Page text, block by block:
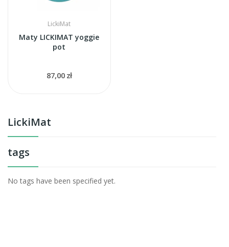
LickiMat
tags
No tags have been specified yet.
LickiMat
Maty LICKIMAT yoggie
pot
87,00 zł